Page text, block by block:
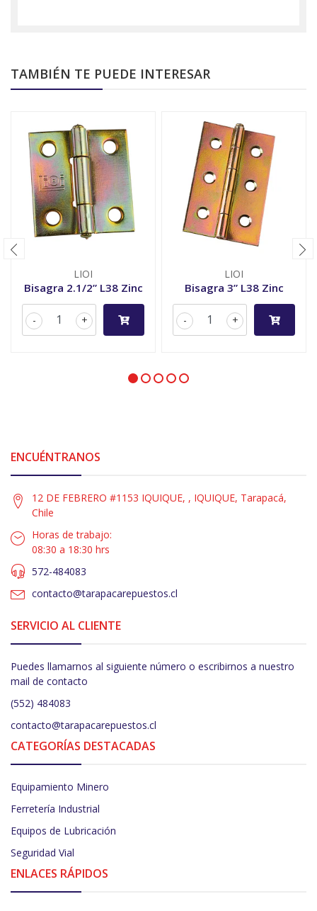
TAMBIÉN TE PUEDE INTERESAR
LIOI
Bisagra 2.1/2” L38 Zinc
+
-
LIOI
Bisagra 3” L38 Zinc
+
-
ENCUÉNTRANOS
12 DE FEBRERO #1153 IQUIQUE, , IQUIQUE, Tarapacá,
Chile
Horas de trabajo:
08:30 a 18:30 hrs
572-484083
contacto@tarapacarepuestos.cl
SERVICIO AL CLIENTE
Puedes llamarnos al siguiente número o escribirnos a nuestro
mail de contacto
(552) 484083
contacto@tarapacarepuestos.cl
CATEGORÍAS DESTACADAS
Equipamiento Minero
Ferretería Industrial
Equipos de Lubricación
Seguridad Vial
ENLACES RÁPIDOS